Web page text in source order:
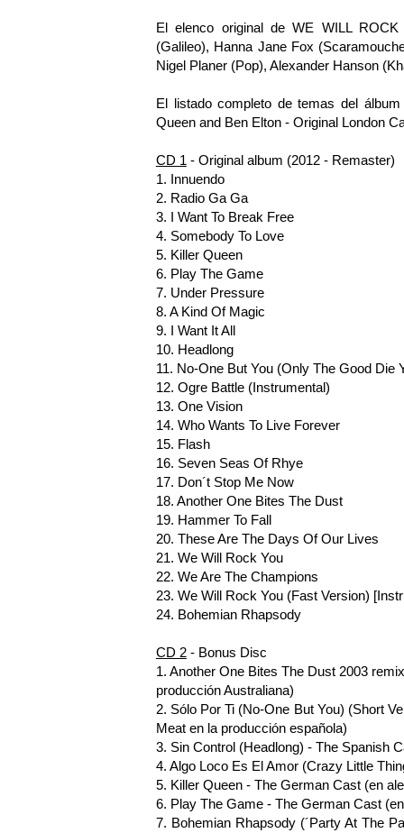
El elenco original de WE WILL
(Galileo), Hanna Jane Fox
Nigel Planer (Pop), Alexander Hanson
El listado completo de temas del
Queen and Ben Elton - Original London
CD 1 - Original album (2012 - Remaster)
1. Innuendo
2. Radio Ga Ga
3. I Want To Break Free
4. Somebody To Love
5. Killer Queen
6. Play The Game
7. Under Pressure
8. A Kind Of Magic
9. I Want It All
10. Headlong
11. No-One But You (Only The Good Die
12. Ogre Battle (Instrumental)
13. One Vision
14. Who Wants To Live Forever
15. Flash
16. Seven Seas Of Rhye
17. Don´t Stop Me Now
18. Another One Bites The Dust
19. Hammer To Fall
20. These Are The Days Of Our Lives
21. We Will Rock You
22. We Are The Champions
23. We Will Rock You (Fast Version)
24. Bohemian Rhapsody
CD 2- Bonus Disc
1. Another One Bites The Dust 2003
producción Australiana)
2. Sólo Por Ti (No-One But You) (Short
Meat en la producción española)
3. Sin Control (Headlong) - The Spanish
4. Algo Loco Es El Amor (Crazy Little
5. Killer Queen - The German Cast (en
6. Play The Game - The German Cast
7. Bohemian Rhapsody (´Party At The